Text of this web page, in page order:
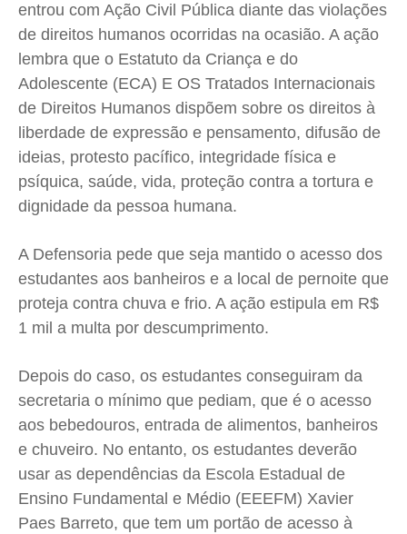
entrou com Ação Civil Pública diante das violações
de direitos humanos ocorridas na ocasião. A ação
lembra que o Estatuto da Criança e do
Adolescente (ECA) E OS Tratados Internacionais
de Direitos Humanos dispõem sobre os direitos à
liberdade de expressão e pensamento, difusão de
ideias, protesto pacífico, integridade física e
psíquica, saúde, vida, proteção contra a tortura e
dignidade da pessoa humana.
A Defensoria pede que seja mantido o acesso dos
estudantes aos banheiros e a local de pernoite que
proteja contra chuva e frio. A ação estipula em R$
1 mil a multa por descumprimento.
Depois do caso, os estudantes conseguiram da
secretaria o mínimo que pediam, que é o acesso
aos bebedouros, entrada de alimentos, banheiros
e chuveiro. No entanto, os estudantes deverão
usar as dependências da Escola Estadual de
Ensino Fundamental e Médio (EEEFM) Xavier
Paes Barreto, que tem um portão de acesso à